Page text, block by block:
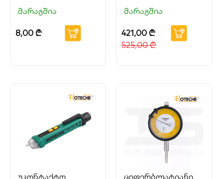
მარაგშია
8,00 ₾
HOTECHE
მარაგშია
421,00 ₾
525,00₾
უკონტაქტო
ციფერბლატიანი